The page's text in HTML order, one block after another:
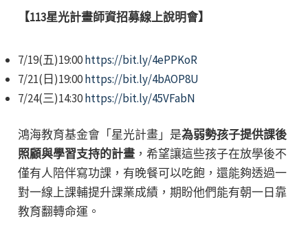
【113星光計畫師資招募線上說明會】
7/19(五)19:00https://bit.ly/4ePPKoR
7/21(日)19:00https://bit.ly/4bAOP8U
7/24(三)14:30https://bit.ly/45VFabN
鴻海教育基金會「星光計畫」是為弱勢孩子提供課後
照顧與學習支持的計畫，希望讓這些孩子在放學後不
僅有人陪伴寫功課，有晚餐可以吃飽，還能夠透過一
對一線上課輔提升課業成績，期盼他們能有朝一日靠
教育翻轉命運。